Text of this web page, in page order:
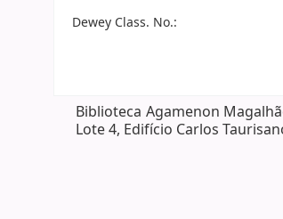
Dewey Class. No.:
Biblioteca Agamenon
Lote 4, Edifício Carlos